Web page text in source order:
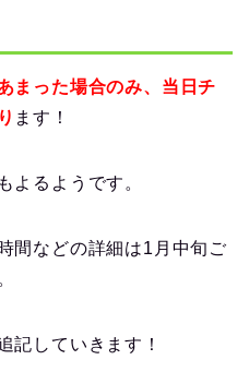
まった場合のみ、当日チ
ます！
よるようです。
間などの詳細は1 月中旬ご
記していきます！